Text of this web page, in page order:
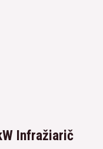
Infražiarič